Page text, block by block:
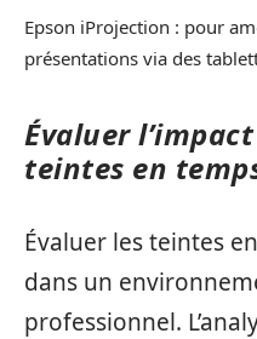
Epson iProjection : pour
présentations via des
Évaluer
teintes en
Évaluer les teintes
dans un
professionnel.